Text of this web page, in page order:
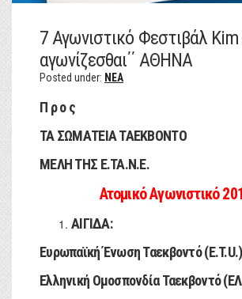
7 Αγωνιστικό Φεστιβάλ Kim
αγωνίζεσθαι΄΄ ΑΘΗΝΑ
Posted under: NEA
Π ρ ο ς
ΤΑ ΣΩΜΑΤΕΙΑ
ΜΕΛΗ ΤΗΣ
Ατομικό Αγωνιστικό
ΑΙΓΙΔΑ:
Ευρωπαϊκή Ένωση Ταεκβοντό (E.T.U.)
Ελληνική Ομοσπονδία Ταεκβοντό